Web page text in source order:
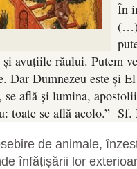
În
(…)
și avuțiile răului. Putem
Dar Dumnezeu este și
se află și lumina,
toate se află acolo.”
de animale,
înfățișării lor